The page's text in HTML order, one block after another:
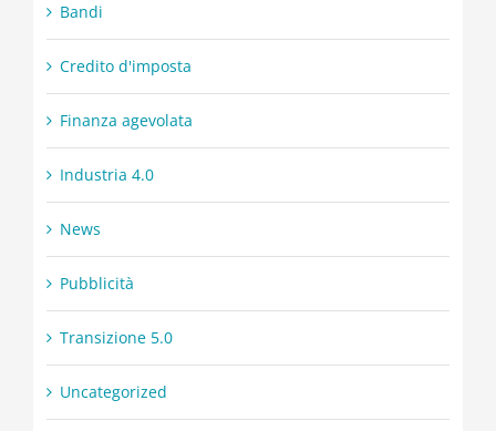
Bandi
Credito d'imposta
Finanza agevolata
Industria 4.0
News
Pubblicità
Transizione 5.0
Uncategorized